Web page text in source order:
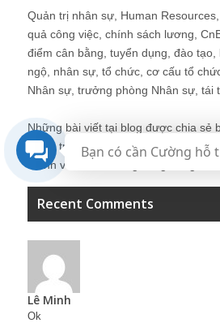
Quản trị nhân sự, Human
quả công việc, chính sách lương,
điểm cân bằng, tuyển dụng, đào
ngộ, nhân sự, tổ chức, cơ cấu tổ
Nhân sự, trưởng phòng Nhân sự, tái
Những bài viết tại blog được chia sẻ
Quản trị Nhân sự Nguyễn Hùng
thành viên khác trong cộng đồng
Recent Comments
Lê Minh
Ok
Bạn có cần Cường hỗ